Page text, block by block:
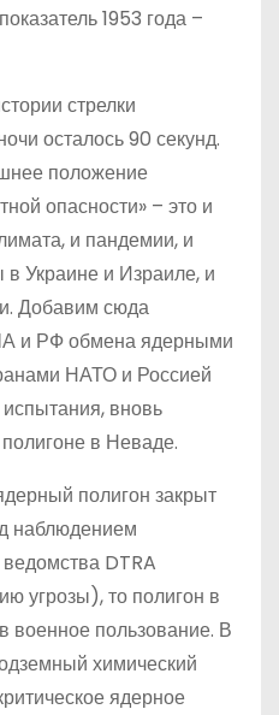
1953 года –
стрелки
осталось 90 секунд.
положение
опасности» – это и
и пандемии, и
Украине и Израиле, и
Добавим сюда
и РФ обмена ядерными
НАТО и Россией
вновь
в Неваде.
полигон закрыт
наблюдением
DTRA
угрозы), то полигон в
военное пользование. В
химический
ядерное